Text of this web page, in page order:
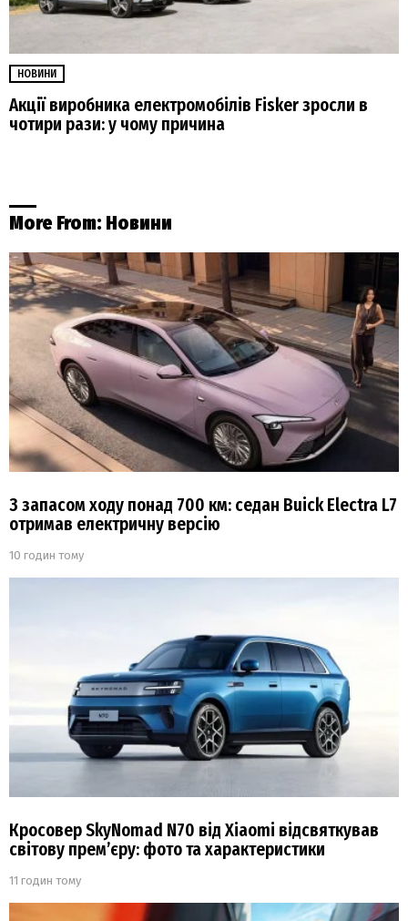
НОВИНИ
Акції виробника електромобілів Fisker зросли в
чотири рази: у чому причина
More From: Новини
З запасом ходу понад 700 км: седан Buick Electra L7
отримав електричну версію
10 годин тому
Кросовер SkyNomad N70 від Xiaomi відсвяткував
світову прем’єру: фото та характеристики
11 годин тому